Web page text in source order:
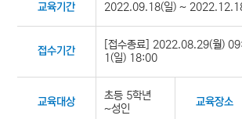
교육기간 2022.09.18(일) ~
접수기간
[접수종료] 2022.08.29(월)
1(일) 18:00
교육대상
초등 5학년
~성인
교육장소